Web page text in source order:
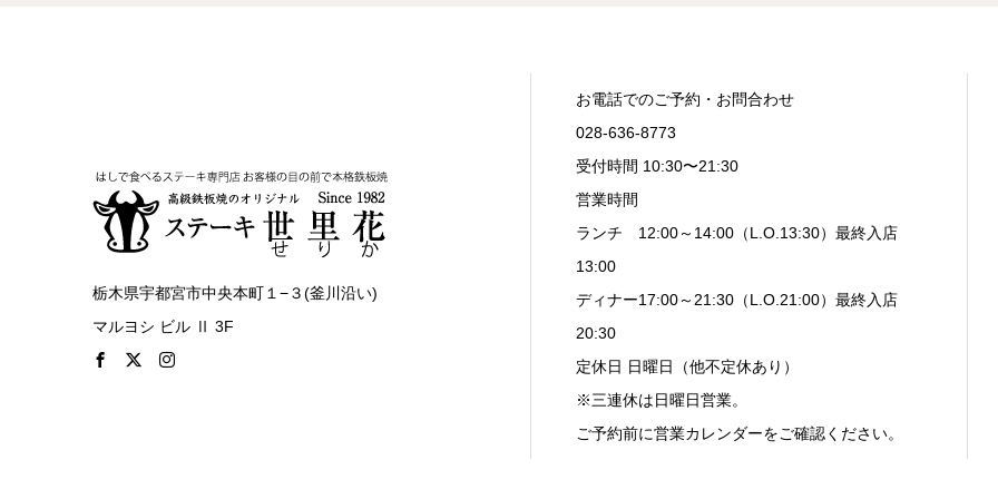
栃木県宇都宮市中央本町１−３(釜川沿い)
マルヨシ ビル Ⅱ 3F
お電話でのご予約・お問合わせ
028-636-8773
受付時間 10:30〜21:30
営業時間
ランチ 12:00～14:00（L.O.13:30）最終入店
13:00
ディナー17:00～21:30（L.O.21:00）最終入店
20:30
定休日 日曜日（他不定休あり）
※三連休は日曜日営業。
ご予約前に営業カレンダーをご確認ください。